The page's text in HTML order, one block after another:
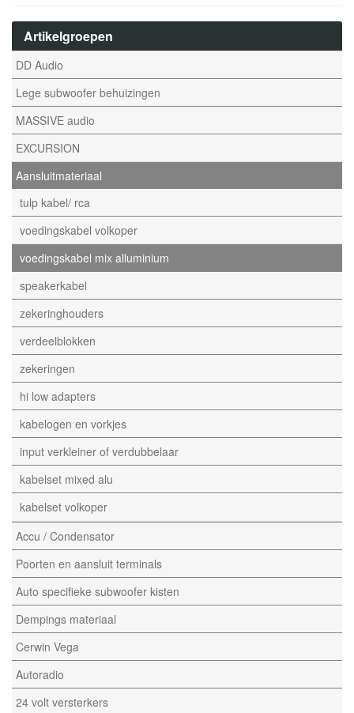
Artikelgroepen
DD Audio
Lege subwoofer behuizingen
MASSIVE audio
EXCURSION
Aansluitmateriaal
tulp kabel/ rca
voedingskabel volkoper
voedingskabel mix alluminium
speakerkabel
zekeringhouders
verdeelblokken
zekeringen
hi low adapters
kabelogen en vorkjes
input verkleiner of verdubbelaar
kabelset mixed alu
kabelset volkoper
Accu / Condensator
Poorten en aansluit terminals
Auto specifieke subwoofer kisten
Dempings materiaal
Cerwin Vega
Autoradio
24 volt versterkers